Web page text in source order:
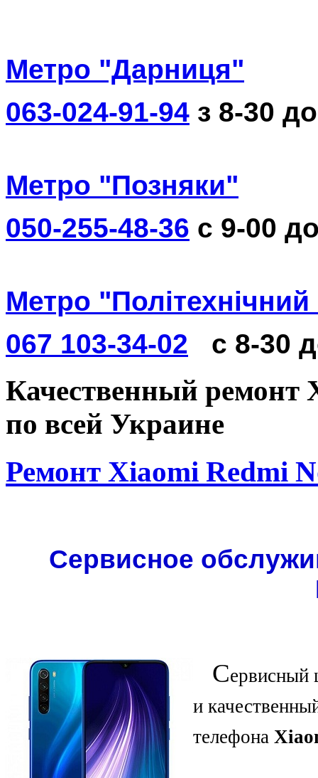
Метро "Дарниця"
063-024-91-94 з 8-30
Метро "Позняки"
050-255-48-36 с 9-00
Метро "Політехнічний
067 103-34-02
с 8-30
Качественный ремонт
по всей Украине
Ремонт Xiaomi Redmi
Сервисное
Сервисный
и
телефона